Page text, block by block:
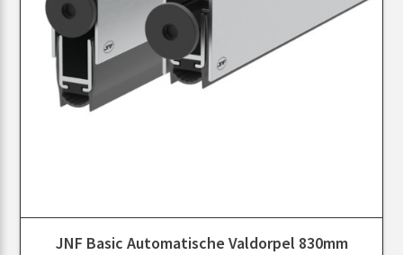
JNF Basic Automatische Valdorpel 830mm